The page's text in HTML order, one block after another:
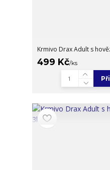
Krmivo Drax Adult s
499 Kč/ks